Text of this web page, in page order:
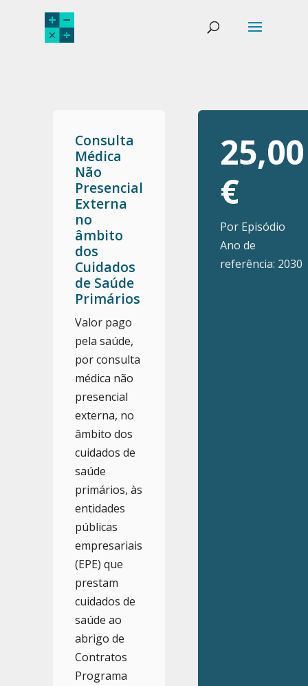
Consulta
Médica
Não
Presencial
Externa
no
âmbito
dos
Cuidados
de Saúde
Primários
Valor pago
pela saúde,
por consulta
médica não
presencial
externa, no
âmbito dos
cuidados de
saúde
primários, às
entidades
públicas
empresariais
(EPE) que
prestam
cuidados de
saúde ao
abrigo de
Contratos
Programa
25,00
€
Por Episódio
Ano de
referência: 2030